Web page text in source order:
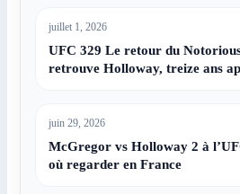
juillet 1, 2026
UFC 329 Le retour du
retrouve Holloway, treize ans
juin 29, 2026
McGregor vs Holloway 2 à
où regarder en France